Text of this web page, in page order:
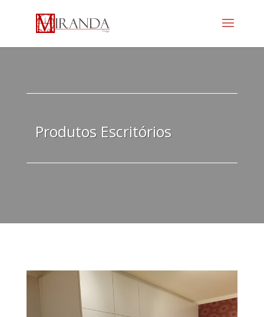
Produtos Escritórios